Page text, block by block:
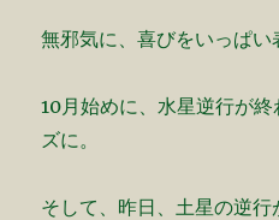
無邪気に、喜びをいっぱい
10月始めに、水星逆行が
ズに。
そして、昨日、土星の逆